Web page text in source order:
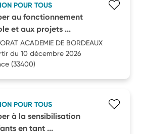
POUR TOUS
au fonctionnement
et aux projets ...
ACADEMIE DE BORDEAUX
du 10 décembre 2026
(33400)
POUR TOUS
à la sensibilisation
en tant ...